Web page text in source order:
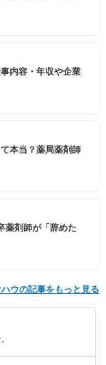
内容・年収や企業
本当？薬局薬剤師
薬剤師が「辞めた
ウの記事をもっと見る